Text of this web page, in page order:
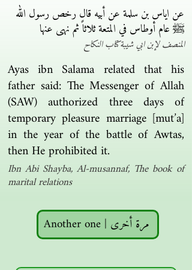
عن اياس بن سلمة عن أبيه قال رخص رسول الله
ﷺ عام أوطاس في المتعة ثلاثاً ثم نهى عنها
المنصف لإبن ابي شيبة كتاب النكاح
Ayas ibn Salama related that his
father said: The Messenger of Allah
(SAW) authorized three days of
temporary pleasure marriage [mut’a]
in the year of the battle of Awtas,
then He prohibited it.
Ibn Abi Shayba, Al-musannaf, The book of
marital relations
Another one | مرة أخرى